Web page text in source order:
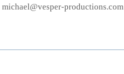
michael@vesper-productions.com